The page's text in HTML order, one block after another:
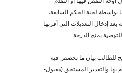
بواسطة لجنة الحكم السابقة،
بعد إدخال التعديلات التي أقرتها
بمنح الدرجة .
للطالب بيان ما تخصص فيه
بها والتقدير المستحق (مقبول-